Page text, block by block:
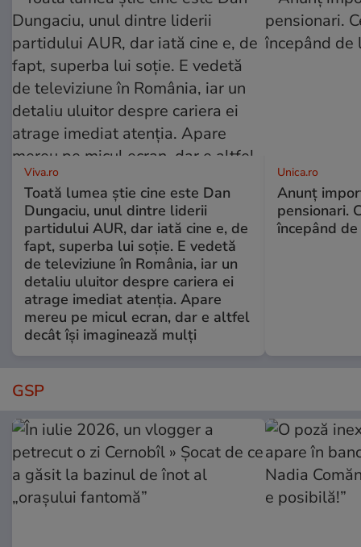
Viva.ro
Toată lumea știe cine este Dan
Dungaciu, unul dintre liderii
partidului AUR, dar iată cine e, de
fapt, superba lui soție. E vedetă
de televiziune în România, iar un
detaliu uluitor despre cariera ei
atrage imediat atenția. Apare
mereu pe micul ecran, dar e altfel
decât își imaginează mulți
Unica.ro
Anunț
pensionari.
începând
GSP